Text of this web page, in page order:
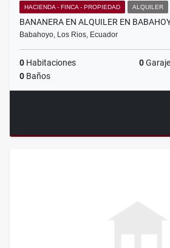
HACIENDA - FINCA - PROPIEDAD ALQUILER
BANANERA EN ALQUILER EN
Babahoyo, Los Rios, Ecuador
0 Habitaciones 0Garaje
0 Baños